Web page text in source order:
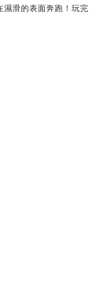
濕滑的表面奔跑！玩完